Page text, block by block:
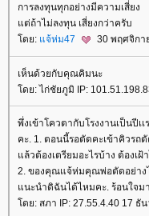
การลงทุนทุกอย่างมีความเสี่ยง
ต่ถ้าไม่ลงทุน เสี่ยงกว่าครับ
ดย: จ้ห่ม47 30 พฤศจิกา
เห็นด้วยกับคุณคิมนะ
ดย: ไก่ชัยภูมิ IP:
พึ่งเข้าโควตากับโรงงานเป็นปี
คะ. 1. ตอนนี้รอตัดคะเข้าคิวร
ล้วต้องเตรียมอะไรบ้าง ต้องเฝ้
2. ของคุณแจ้ห่มคุณพ่อตัดอย่าง
นะนำดิฉันได้ไหมคะ. ร้อนใจมา
ดย: สภา IP: 27.55.4.40 17 ธั